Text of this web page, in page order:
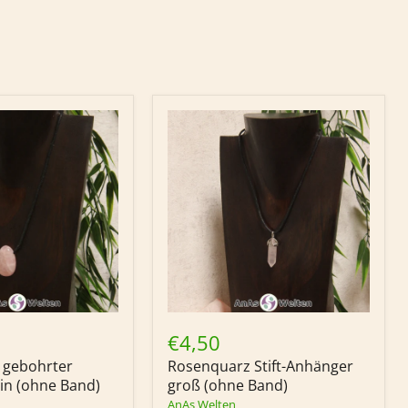
gebohrter
(ohne Band)
Stift-
Anhänger
groß
(ohne
Band)
€4,50
Rosenquarz Stift-Anhänger
groß (ohne Band)
AnAs Welten